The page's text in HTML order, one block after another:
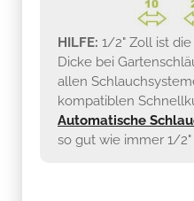
HILFE: 1/2" Zoll ist
Dicke bei
allen
kompatiblen
Automatische
so gut wie immer 1/2"